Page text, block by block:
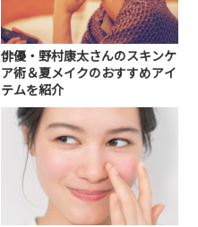
俳優・野村康太さんのスキンケ
ア術＆夏メイクのおすすめアイ
テムを紹介